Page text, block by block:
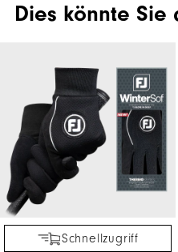
Dies könnte Sie
Schnellzugriff